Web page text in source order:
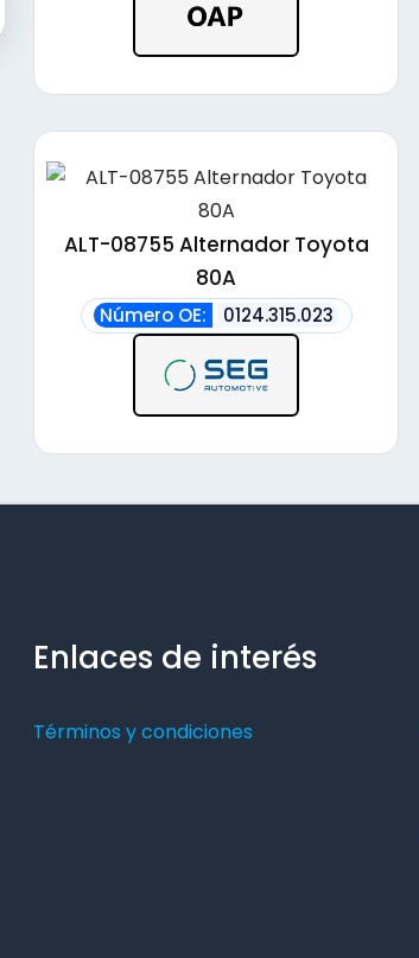
ALT-08755 Alternador Toyota
80A
Número OE: 0124.315.023
Enlaces de interés
Términos y condiciones